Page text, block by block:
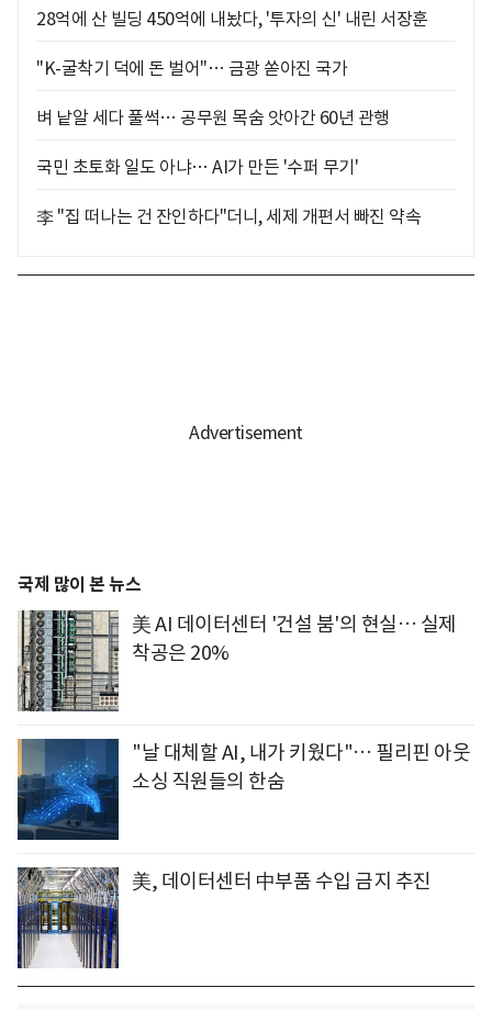
28억에 산 빌딩 450억에 내놨다, '투자의 신' 내린 서장훈
"K-굴착기 덕에 돈 벌어"… 금광 쏟아진 국가
벼 낱알 세다 풀썩… 공무원 목숨 앗아간 60년 관행
국민 초토화 일도 아냐… AI가 만든 '수퍼 무기'
李 "집 떠나는 건 잔인하다"더니, 세제 개편서 빠진 약속
국제 많이 본 뉴스
美 AI 데이터센터 '건설 붐'의 현실… 실제
착공은 20%
"날 대체할 AI, 내가 키웠다"… 필리핀 아웃
소싱 직원들의 한숨
美, 데이터센터 中부품 수입 금지 추진